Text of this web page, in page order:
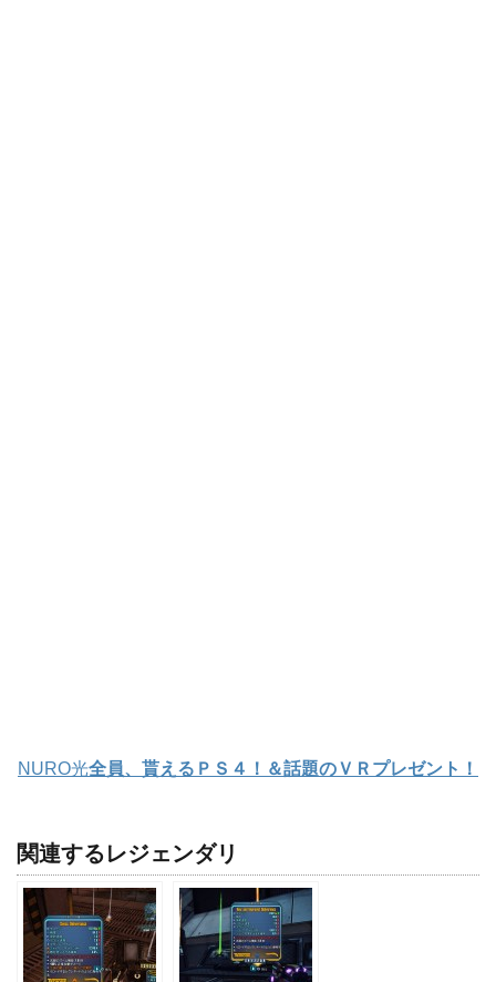
NURO光全員、貰えるＰＳ４！＆話題のＶＲプレゼント！
関連するレジェンダリ